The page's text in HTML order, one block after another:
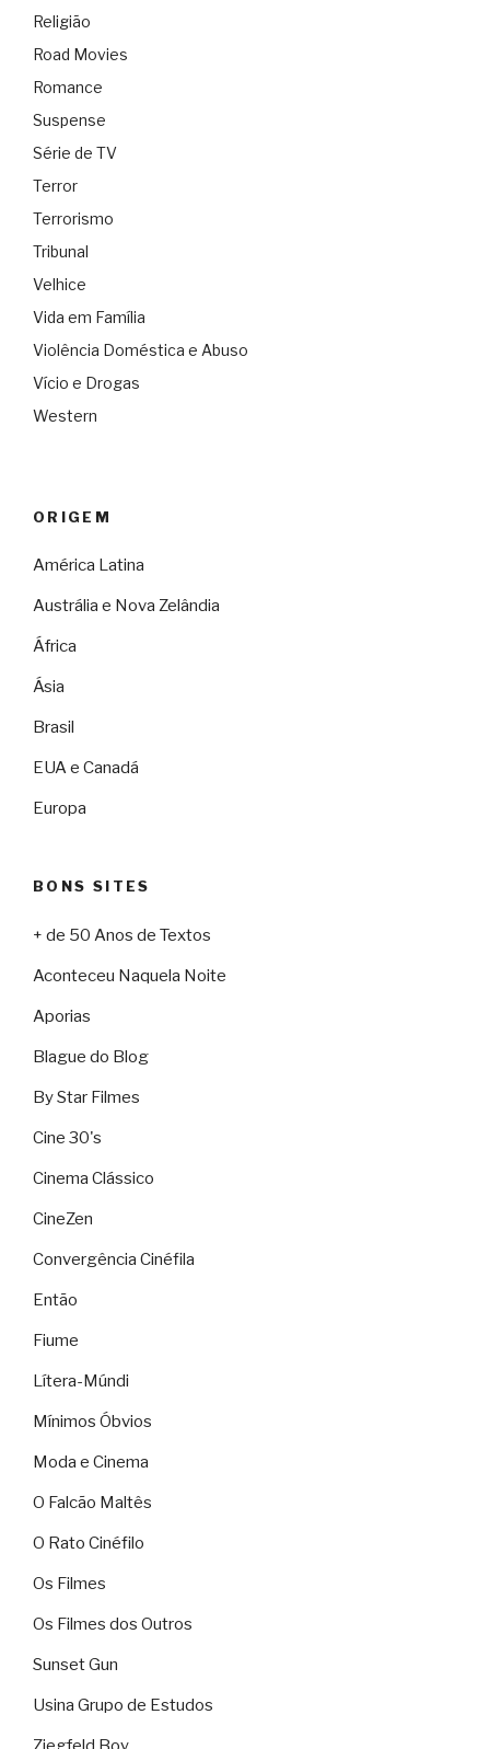
Religião
Road Movies
Romance
Suspense
Série de TV
Terror
Terrorismo
Tribunal
Velhice
Vida em Família
Violência Doméstica e Abuso
Vício e Drogas
Western
ORIGEM
América Latina
Austrália e Nova Zelândia
África
Ásia
Brasil
EUA e Canadá
Europa
BONS SITES
+ de 50 Anos de Textos
Aconteceu Naquela Noite
Aporias
Blague do Blog
By Star Filmes
Cine 30's
Cinema Clássico
CineZen
Convergência Cinéfila
Então
Fiume
Lítera-Múndi
Mínimos Óbvios
Moda e Cinema
O Falcão Maltês
O Rato Cinéfilo
Os Filmes
Os Filmes dos Outros
Sunset Gun
Usina Grupo de Estudos